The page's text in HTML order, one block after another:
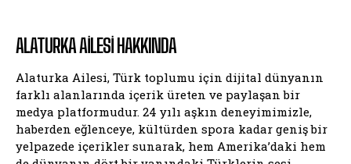
ALATURKA AILESI HAKKINDA
Alaturka Ailesi, Türk toplumu için dijital dünyanın
farklı alanlarında içerik üreten ve paylaşan bir
medya platformudur. 24 yılı aşkın deneyimimizle,
haberden eğlenceye, kültürden spora kadar geniş bir
yelpazede içerikler sunarak, hem Amerika’daki hem